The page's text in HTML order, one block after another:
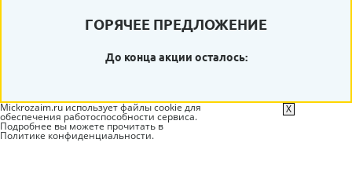
ГОРЯЧЕЕ ПРЕДЛОЖЕНИЕ
До конца акции осталось:
Mickrozaim.ru использует файлы cookie для
обеспечения работоспособности сервиса.
Подробнее вы можете прочитать в
Политике конфиденциальности.
X